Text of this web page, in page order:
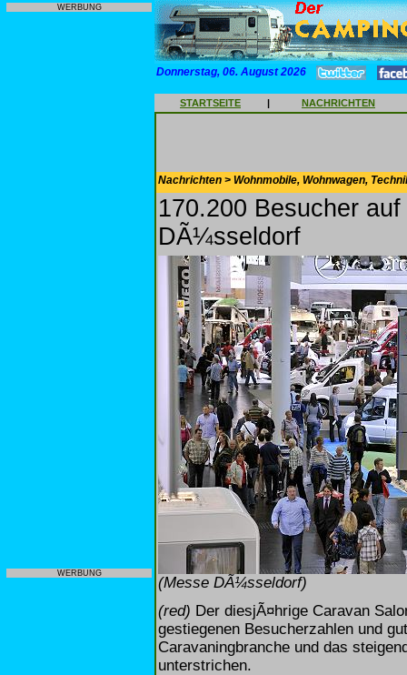
WERBUNG
WERBUNG
Donnerstag, 06. August 2026
STARTSEITE | NACHRICHTEN
Nachrichten > Wohnmobile, Wohnwagen,
170.200 Besucher
DÃ¼sseldorf
(Messe DÃ¼sseldorf)
(red) Der diesjÃ¤hrige Caravan
gestiegenen Besucherzahlen und
Caravaningbranche und das
unterstrichen.